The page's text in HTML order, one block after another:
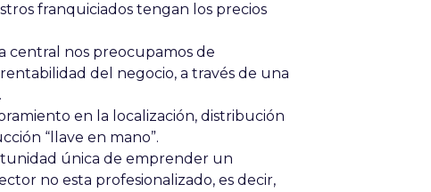
franquiciados tengan los precios
central nos preocupamos de
del negocio, a través de una
en la localización, distribución
“llave en mano”.
única de emprender un
no esta profesionalizado, es decir,